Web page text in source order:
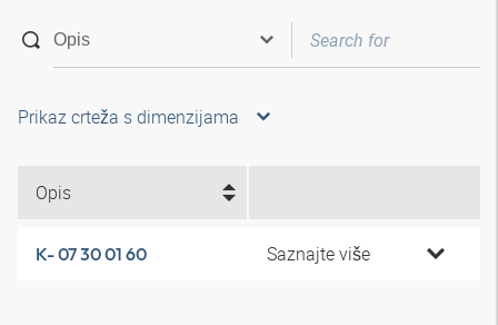
Prikaz crteža s dimenzijama
Opis
K- 07 30 01 60 Saznajte više